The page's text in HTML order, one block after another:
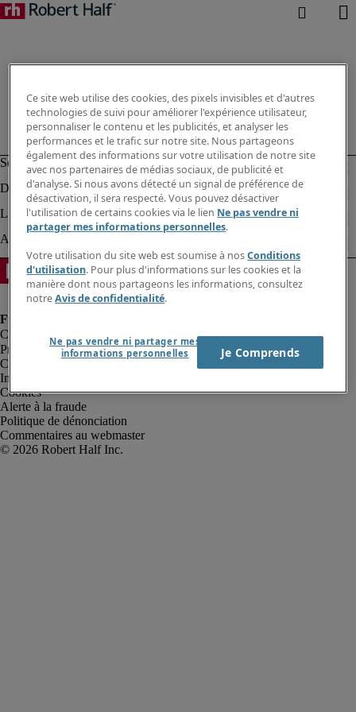
Protection des données personnelles
Conditions d’utilisation
Informations sur la société
Cookies
Alerte à la fraude
Politique de dénonciation
Commentaires au webmaster
Ce site web utilise des cookies, des pixels invisibles et d'autres
technologies de suivi pour améliorer l'expérience utilisateur,
personnaliser le contenu et les publicités, et analyser les
performances et le trafic sur notre site. Nous partageons
également des informations sur votre utilisation de notre site
avec nos partenaires de médias sociaux, de publicité et
d'analyse. Si nous avons détecté un signal de préférence de
désactivation, il sera respecté. Vous pouvez désactiver
l'utilisation de certains cookies via le lien Ne pas vendre ni
partager mes informations personnelles.
Votre utilisation du site web est soumise à nosConditions
d'utilisation. Pour plus d'informations sur les cookies et la
manière dont nous partageons les informations, consultez
notreAvis de confidentialité.
Ne pas vendre ni partager mes
informations personnelles
Je Comprends